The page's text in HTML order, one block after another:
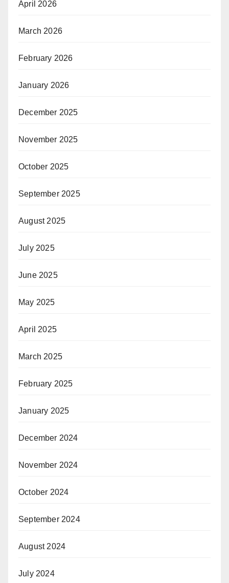
April 2026
March 2026
February 2026
January 2026
December 2025
November 2025
October 2025
September 2025
August 2025
July 2025
June 2025
May 2025
April 2025
March 2025
February 2025
January 2025
December 2024
November 2024
October 2024
September 2024
August 2024
July 2024